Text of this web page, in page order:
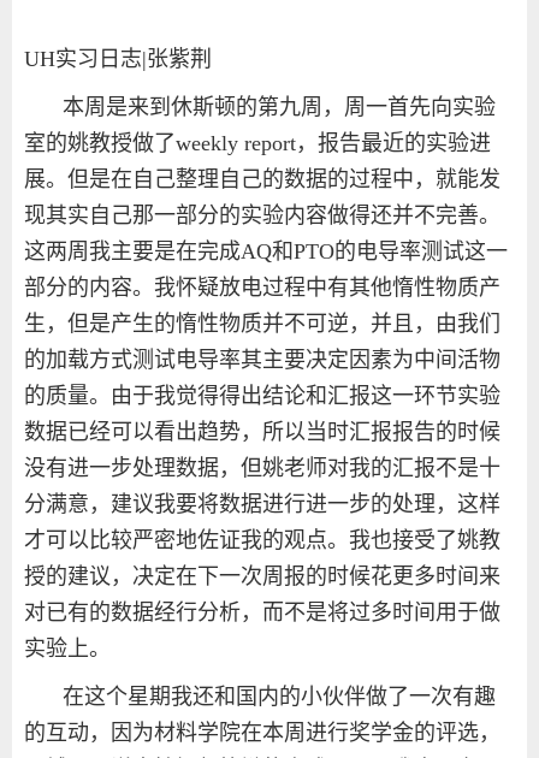
UH实习日志|张紫荆
本周是来到休斯顿的第九周，周一首先向实验
室的姚教授做了weekly report，报告最近的实验进
展。但是在自己整理自己的数据的过程中，就能发
现其实自己那一部分的实验内容做得还并不完善。
这两周我主要是在完成AQ和PTO的电导率测试这一
部分的内容。我怀疑放电过程中有其他惰性物质产
生，但是产生的惰性物质并不可逆，并且，由我们
的加载方式测试电导率其主要决定因素为中间活物
的质量。由于我觉得得出结论和汇报这一环节实验
数据已经可以看出趋势，所以当时汇报报告的时候
没有进一步处理数据，但姚老师对我的汇报不是十
分满意，建议我要将数据进行进一步的处理，这样
才可以比较严密地佐证我的观点。我也接受了姚教
授的建议，决定在下一次周报的时候花更多时间来
对已有的数据经行分析，而不是将过多时间用于做
实验上。
在这个星期我还和国内的小伙伴做了一次有趣
的互动，因为材料学院在本周进行奖学金的评选，